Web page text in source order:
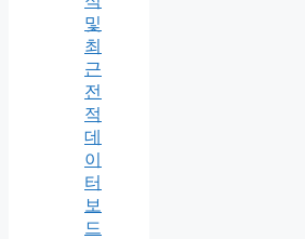
및
최
근
전
적
데
이
터
보
드